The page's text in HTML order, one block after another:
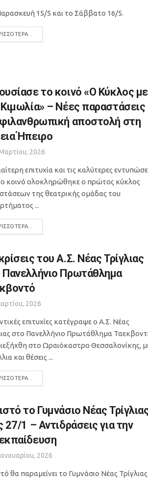
15/5 και το Σάββατο 16/5.
το κοινό «Ο Κύκλος με
– Νέες παραστάσεις
φιλανθρωπική αποστολή στη
Ήπειρο
2026
επιτυχία και τις καλύτερες
κοινό ολοκληρώθηκε ο πρώτος κύκλος
της θεατρικής ομάδας του
...
του Α.Σ. Νέας Τρίγλιας
Πανελλήνιο Πρωτάθλημα
2026
επιτυχίες κατέγραψε ο Α.Σ. Νέας
στο Πανελλήνιο Πρωτάθλημα
στο Ωραιόκαστρο Θεσσαλονίκης,
και θέσεις ...
το Γυμνάσιο Νέας
27/1 – Αντιδράσεις για την
2026
θα παραμείνει το Γυμνάσιο Νέας Τρίγλιας